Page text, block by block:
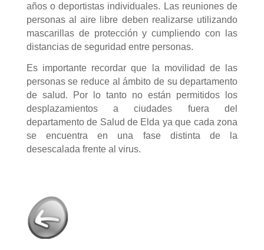
años o deportistas individuales. Las reuniones de
personas al aire libre deben realizarse utilizando
mascarillas de protección y cumpliendo con las
distancias de seguridad entre personas.
Es importante recordar que la movilidad de las
personas se reduce al ámbito de su departamento
de salud. Por lo tanto no están permitidos los
desplazamientos a ciudades fuera del
departamento de Salud de Elda ya que cada zona
se encuentra en una fase distinta de la
desescalada frente al virus.